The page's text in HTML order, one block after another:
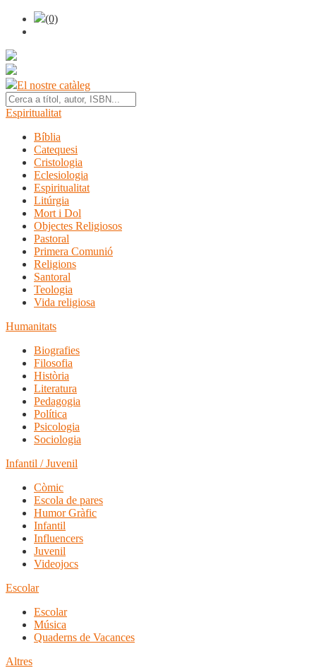
(0)
El nostre catàleg
Espiritualitat
Bíblia
Catequesi
Cristologia
Eclesiologia
Espiritualitat
Litúrgia
Mort i Dol
Objectes Religiosos
Pastoral
Primera Comunió
Religions
Santoral
Teologia
Vida religiosa
Humanitats
Biografies
Filosofia
Història
Literatura
Pedagogia
Política
Psicologia
Sociologia
Infantil / Juvenil
Còmic
Escola de pares
Humor Gràfic
Infantil
Influencers
Juvenil
Videojocs
Escolar
Escolar
Música
Quaderns de Vacances
Altres